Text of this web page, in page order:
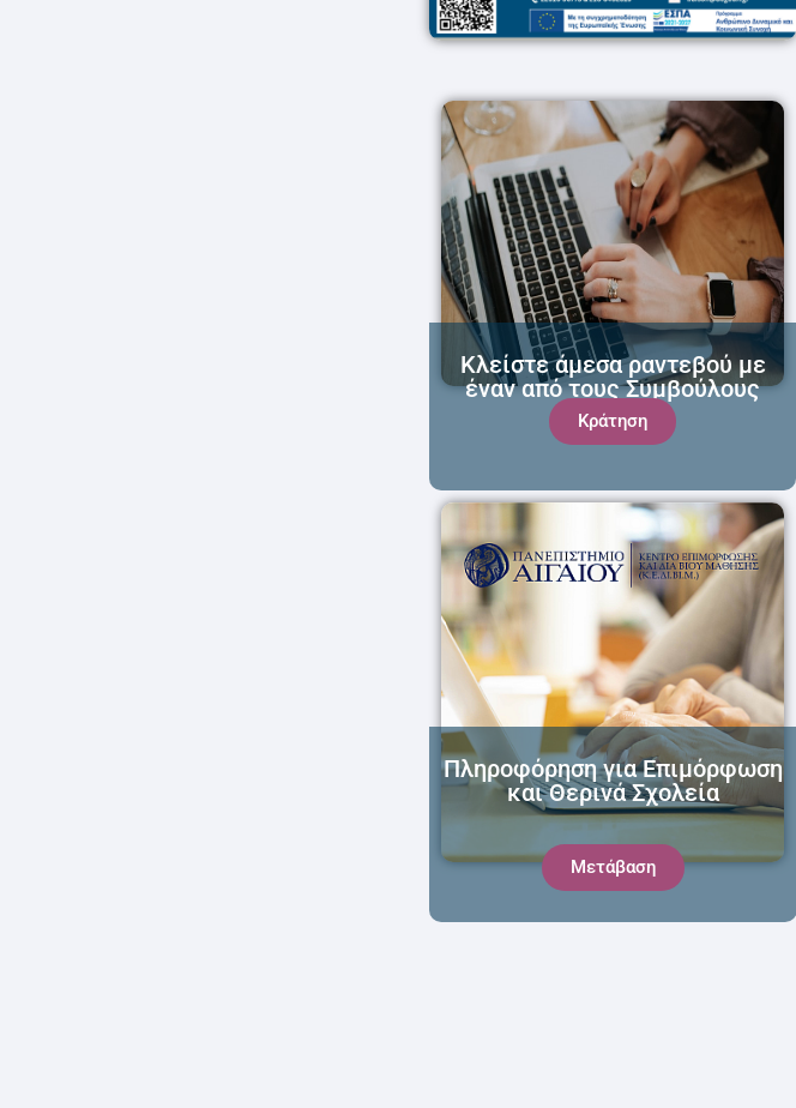
Κράτηση
Κλείστε άμεσα ραντεβού με
έναν από τους Συμβούλους
μας!
Πληροφόρηση για Επιμόρφωση
και Θερινά Σχολεία
Μετάβαση